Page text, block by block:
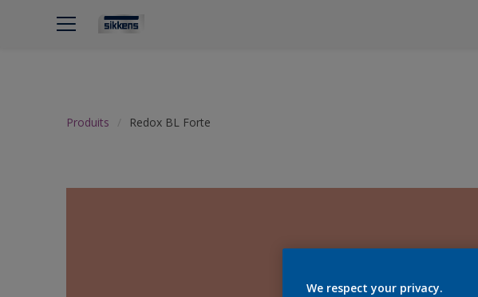
Produits Redox BL Forte
We respect your privacy.